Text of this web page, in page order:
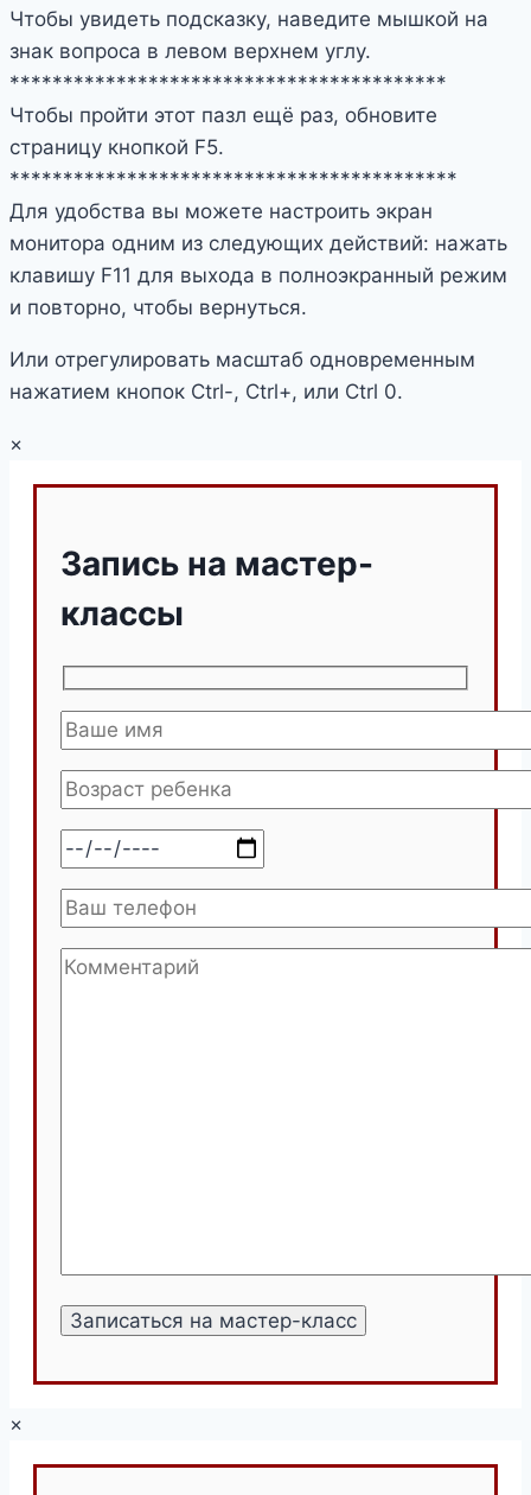
Чтобы увидеть подсказку, наведите мышкой на
знак вопроса в левом верхнем углу.
*****************************************
Чтобы пройти этот пазл ещё раз, обновите
страницу кнопкой F5.
******************************************
Для удобства вы можете настроить экран
монитора одним из следующих действий: нажать
клавишу F11 для выхода в полноэкранный режим
и повторно, чтобы вернуться.
Или отрегулировать масштаб одновременным
нажатием кнопок Ctrl-, Ctrl+, или Ctrl 0.
×
Запись на мастер-
классы
×